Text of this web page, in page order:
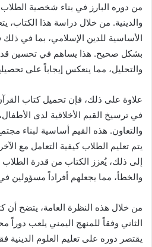
من دوره البارز في بناء شخصية الطلاب
والدينية. من خلال دراسة هذا الكتاب،
الأساسية للدين الإسلامي، بما في ذلك
بشكل صحيح. هذا يساهم في تحسين
والتحليل، مما ينعكس إيجاباً على
علاوة على ذلك، فإن تحميل كتاب
في ترسيخ القيم الأخلاقية لدى
والتعاون. هذه القيم أساسية لبناء
يتم تعليم الطلاب كيفية التعامل مع
إلى ذلك، يُعزز الكتاب من قدرة
والخطأ، مما يجعلهم أفراداً مسؤولين
من خلال هذه النظرة العامة، يتضح أن
الثاني وفقاً للمنهج اليمني يلعب دوراً
يقتصر دوره على تعليم العلوم الدينية